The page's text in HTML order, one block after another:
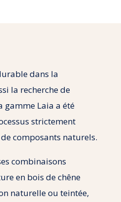
dans la
la recherche de
gamme Laia a été
strictement
composants naturels.
combinaisons
en bois de chêne
naturelle ou teintée,